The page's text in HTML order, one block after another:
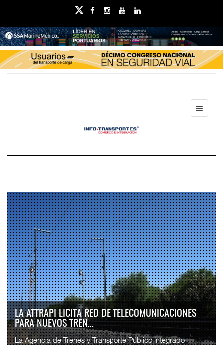
LA ATTRAPI LICITA RED DE TELECOMUNICACIONES
PARA NUEVOS TREN...
La Agencia de Trenes y Transporte Público Integrado